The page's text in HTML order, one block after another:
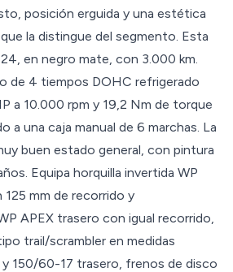
posición erguida y una estética
la distingue del segmento. Esta
en negro mate, con 3.000 km.
de 4 tiempos DOHC refrigerado
a 10.000 rpm y 19,2 Nm de torque
a una caja manual de 6 marchas. La
buen estado general, con pintura
Equipa horquilla invertida WP
mm de recorrido y
APEX trasero con igual recorrido,
trail/scrambler en medidas
150/60-17 trasero, frenos de disco